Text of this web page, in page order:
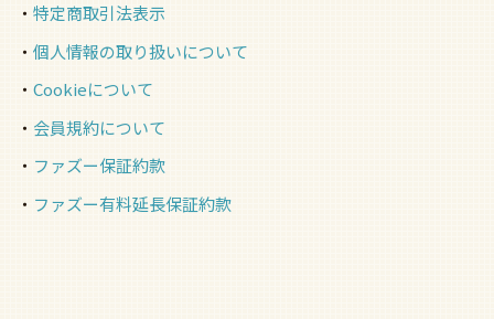
特定商取引法表示
個人情報の取り扱いについて
Cookieについて
会員規約について
ファズー保証約款
ファズー有料延長保証約款